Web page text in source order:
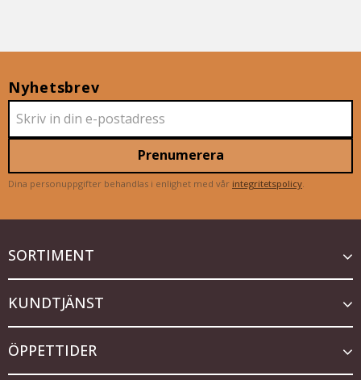
Nyhetsbrev
Prenumerera
Dina personuppgifter behandlas i enlighet med vår integritetspolicy
SORTIMENT
KUNDTJÄNST
ÖPPETTIDER